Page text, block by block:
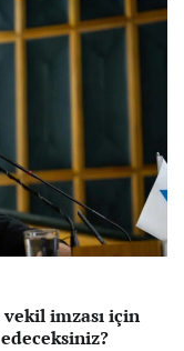
vekil imzası için